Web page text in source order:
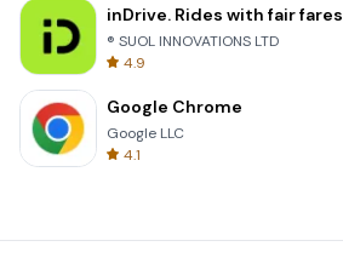
inDrive. Rides with fair fares
® SUOL INNOVATIONS LTD
4.9
Google Chrome
Google LLC
4.1